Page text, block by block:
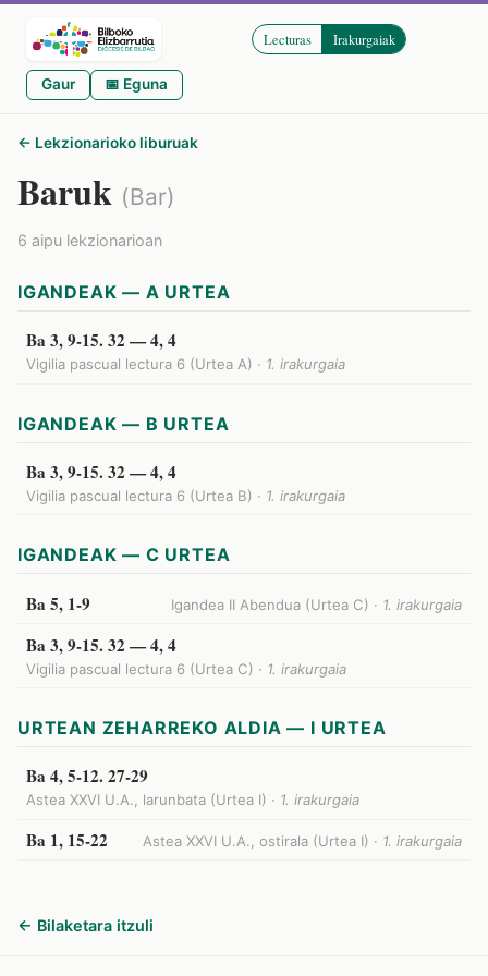
Lecturas Irakurgaiak
Gaur 📅 Eguna
← Lekzionarioko liburuak
Baruk (Bar)
6 aipu lekzionarioan
IGANDEAK — A URTEA
Ba 3, 9-15. 32 — 4, 4
Vigilia pascual lectura 6 (Urtea A) · 1. irakurgaia
IGANDEAK — B URTEA
Ba 3, 9-15. 32 — 4, 4
Vigilia pascual lectura 6 (Urtea B) · 1. irakurgaia
IGANDEAK — C URTEA
Ba 5, 1-9 Igandea II Abendua (Urtea C) · 1. irakurgaia
Ba 3, 9-15. 32 — 4, 4
Vigilia pascual lectura 6 (Urtea C) · 1. irakurgaia
URTEAN ZEHARREKO ALDIA — I URTEA
Ba 4, 5-12. 27-29
Astea XXVI U.A., larunbata (Urtea I) · 1. irakurgaia
Ba 1, 15-22 Astea XXVI U.A., ostirala (Urtea I) · 1. irakurgaia
← Bilaketara itzuli